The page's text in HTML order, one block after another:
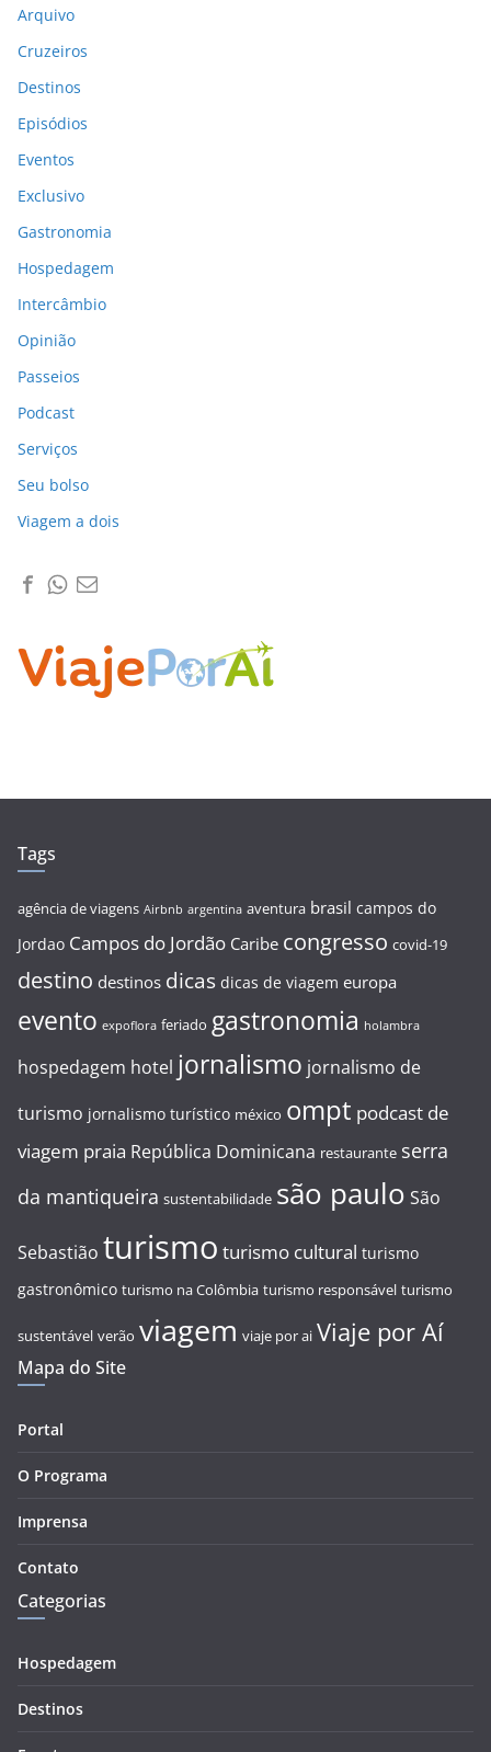
Arquivo
Cruzeiros
Destinos
Episódios
Eventos
Exclusivo
Gastronomia
Hospedagem
Intercâmbio
Opinião
Passeios
Podcast
Serviços
Seu bolso
Viagem a dois
Tags
agência de viagens Airbnb argentina aventura brasil campos do
Jordao Campos do Jordão Caribe congresso covid-19
destino destinos dicas dicas de viagem europa
evento expoflora feriado gastronomia holambra
hospedagem hotel jornalismo jornalismo de
turismo jornalismo turístico méxico ompt podcast de
viagem praia República Dominicana restaurante serra
da mantiqueira sustentabilidade são paulo São
Sebastião turismo turismo cultural turismo
gastronômico turismo na Colômbia turismo responsável turismo
sustentável verão viagem viaje por ai Viaje por Aí
Mapa do Site
Portal
O Programa
Imprensa
Contato
Categorias
Hospedagem
Destinos